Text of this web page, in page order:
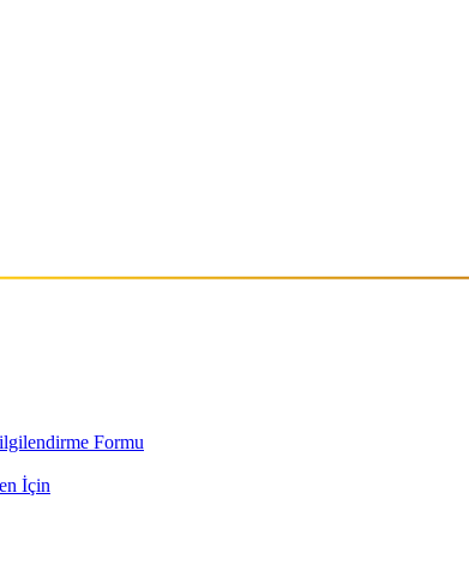
Formu
İçin